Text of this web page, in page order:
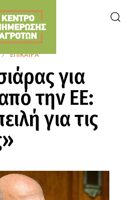
ΕΠΊΚΑΙΡΑ
για
την ΕΕ:
για τις